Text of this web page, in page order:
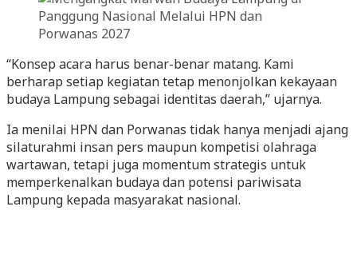
“Konsep acara harus benar-benar matang. Kami
berharap setiap kegiatan tetap menonjolkan kekayaan
budaya Lampung sebagai identitas daerah,” ujarnya.
Ia menilai HPN dan Porwanas tidak hanya menjadi ajang
silaturahmi insan pers maupun kompetisi olahraga
wartawan, tetapi juga momentum strategis untuk
memperkenalkan budaya dan potensi pariwisata
Lampung kepada masyarakat nasional.